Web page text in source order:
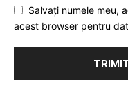
Salvați numele meu,
acest browser pentru